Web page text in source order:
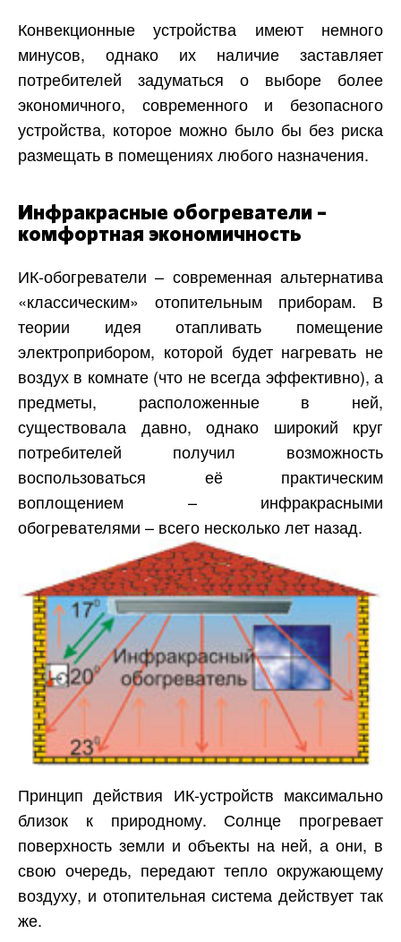
Конвекционные устройства имеют немного
минусов, однако их наличие заставляет
потребителей задуматься о выборе более
экономичного, современного и безопасного
устройства, которое можно было бы без риска
размещать в помещениях любого назначения.
Инфракрасные обогреватели –
комфортная экономичность
ИК-обогреватели – современная альтернатива
«классическим» отопительным приборам. В
теории идея отапливать помещение
электроприбором, которой будет нагревать не
воздух в комнате (что не всегда эффективно), а
предметы, расположенные в ней,
существовала давно, однако широкий круг
потребителей получил возможность
воспользоваться её практическим
воплощением – инфракрасными
обогревателями – всего несколько лет назад.
Принцип действия ИК-устройств максимально
близок к природному. Солнце прогревает
поверхность земли и объекты на ней, а они, в
свою очередь, передают тепло окружающему
воздуху, и отопительная система действует так
же.